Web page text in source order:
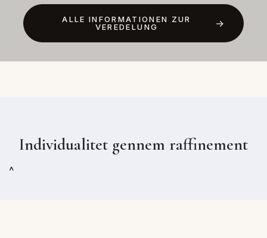
ALLE INFORMATIONEN ZUR
VEREDELUNG
Individualitet gennem raffinement
^